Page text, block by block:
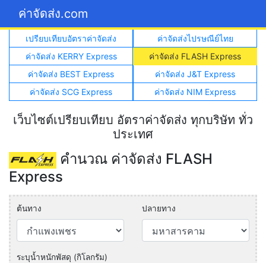
ค่าจัดส่ง.com
เปรียบเทียบอัตราค่าจัดส่ง
ค่าจัดส่งไปรษณีย์ไทย
ค่าจัดส่ง KERRY Express
ค่าจัดส่ง FLASH Express
ค่าจัดส่ง BEST Express
ค่าจัดส่ง J&T Express
ค่าจัดส่ง SCG Express
ค่าจัดส่ง NIM Express
เว็บไซต์เปรียบเทียบ อัตราค่าจัดส่ง ทุกบริษัท ทั่ว
ประเทศ
คำนวณ ค่าจัดส่ง FLASH
Express
ต้นทาง ปลายทาง
ระบุน้ำหนักพัสดุ (กิโลกรัม)